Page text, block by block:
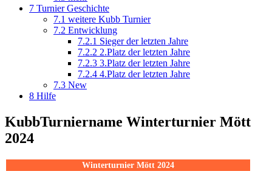
7 Turnier Geschichte
7.1 weitere Kubb Turnier
7.2 Entwicklung
7.2.1 Sieger der letzten Jahre
7.2.2 2.Platz der letzten Jahre
7.2.3 3.Platz der letzten Jahre
7.2.4 4.Platz der letzten Jahre
7.3 New
8 Hilfe
KubbTurniername Winterturnier Mött
2024
Winterturnier Mött 2024